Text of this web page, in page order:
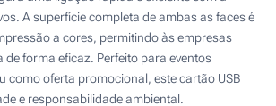
A superfície completa de ambas as faces é
a cores, permitindo às empresas
forma eficaz. Perfeito para eventos
como oferta promocional, este cartão USB
e responsabilidade ambiental.